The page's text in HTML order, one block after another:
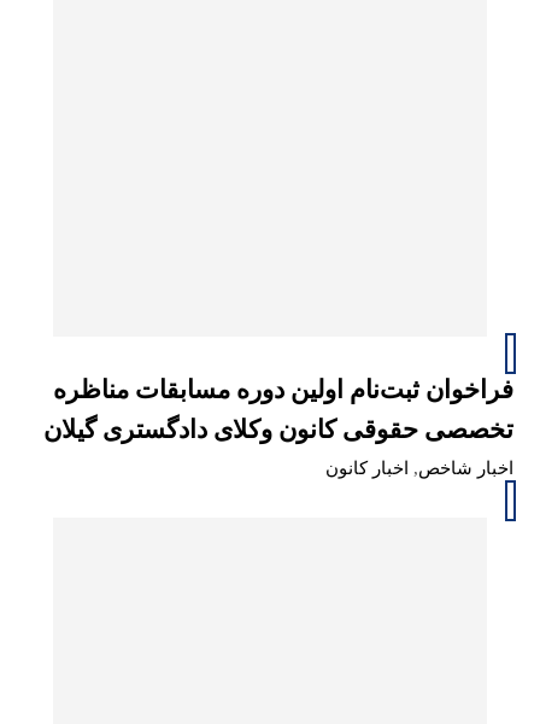
فراخوان ثبت‌نام اولین دوره مسابقات مناظره
تخصصی حقوقی کانون وکلای دادگستری گیلان
اخبار شاخص, اخبار کانون